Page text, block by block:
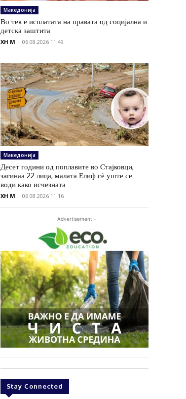
Македонија
Во тек е исплатата на правата од социјална и
детска заштита
XH M - 06.08.2026 11:49
Македонија
Десет години од поплавите во Стајковци,
загинаа 22 лица, малата Елиф сѐ уште се
води како исчезната
XH M - 06.08.2026 11:16
- Advertisement -
Stay Connected